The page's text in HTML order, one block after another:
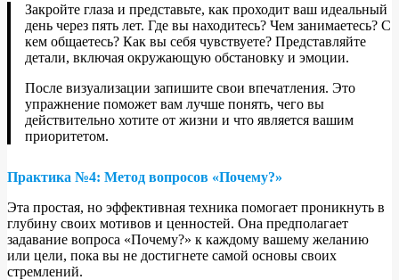
Закройте глаза и представьте, как проходит ваш идеальный
день через пять лет. Где вы находитесь? Чем занимаетесь? С
кем общаетесь? Как вы себя чувствуете? Представляйте
детали, включая окружающую обстановку и эмоции.
После визуализации запишите свои впечатления. Это
упражнение поможет вам лучше понять, чего вы
действительно хотите от жизни и что является вашим
приоритетом.
Практика №4: Метод вопросов «Почему?»
Эта простая, но эффективная техника помогает проникнуть в
глубину своих мотивов и ценностей. Она предполагает
задавание вопроса «Почему?» к каждому вашему желанию
или цели, пока вы не достигнете самой основы своих
стремлений.